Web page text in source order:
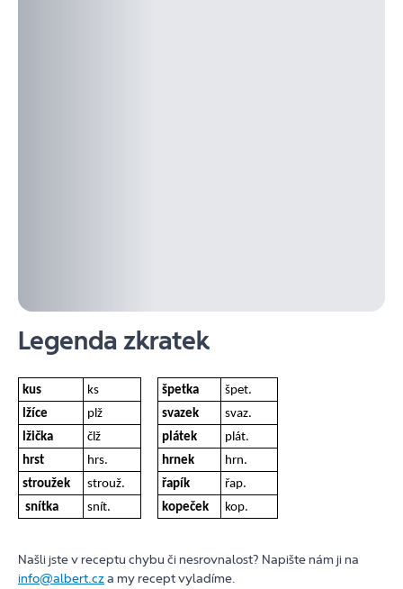
Legenda zkratek
kus ks špetka
špet.
lžíce
plž svazek
svaz.
lžička
člž plátek
plát.
hrst
hrs. hrnek
hrn.
stroužek
strouž. řapík
řap.
snítka
snít. kopeček kop.
Našli jste v receptu chybu či nesrovnalost? Napište nám ji na
info@albert.cza my recept vyladíme.